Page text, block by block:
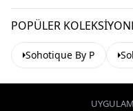
POPÜLER
Sohotique By P